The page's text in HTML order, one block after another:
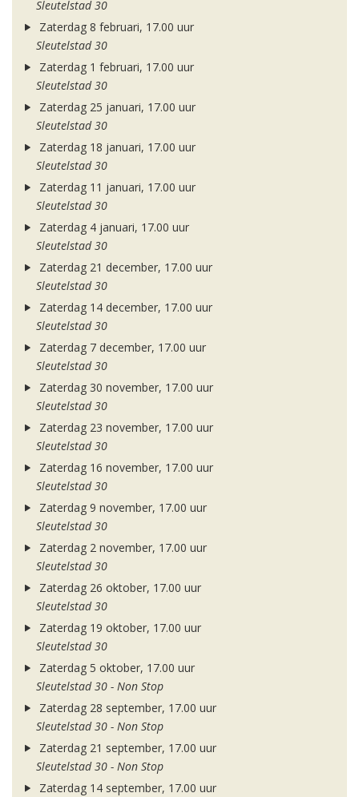
Sleutelstad 30
Zaterdag 8 februari, 17.00 uur
Sleutelstad 30
Zaterdag 1 februari, 17.00 uur
Sleutelstad 30
Zaterdag 25 januari, 17.00 uur
Sleutelstad 30
Zaterdag 18 januari, 17.00 uur
Sleutelstad 30
Zaterdag 11 januari, 17.00 uur
Sleutelstad 30
Zaterdag 4 januari, 17.00 uur
Sleutelstad 30
Zaterdag 21 december, 17.00 uur
Sleutelstad 30
Zaterdag 14 december, 17.00 uur
Sleutelstad 30
Zaterdag 7 december, 17.00 uur
Sleutelstad 30
Zaterdag 30 november, 17.00 uur
Sleutelstad 30
Zaterdag 23 november, 17.00 uur
Sleutelstad 30
Zaterdag 16 november, 17.00 uur
Sleutelstad 30
Zaterdag 9 november, 17.00 uur
Sleutelstad 30
Zaterdag 2 november, 17.00 uur
Sleutelstad 30
Zaterdag 26 oktober, 17.00 uur
Sleutelstad 30
Zaterdag 19 oktober, 17.00 uur
Sleutelstad 30
Zaterdag 5 oktober, 17.00 uur
Sleutelstad 30 - Non Stop
Zaterdag 28 september, 17.00 uur
Sleutelstad 30 - Non Stop
Zaterdag 21 september, 17.00 uur
Sleutelstad 30 - Non Stop
Zaterdag 14 september, 17.00 uur